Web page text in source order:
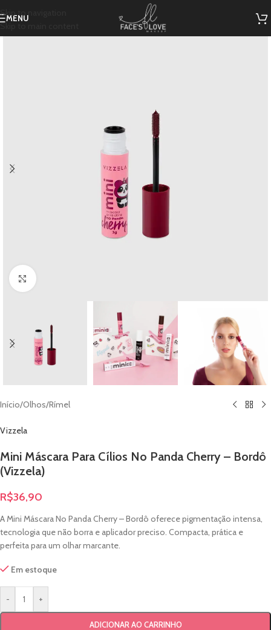
Skip to navigation
Skip to main content
MENU
Clique para ampliar
Início/Olhos/Rímel
Vizzela
Mini Máscara Para Cílios No Panda Cherry – Bordô
(Vizzela)
R$36,90
A Mini Máscara No Panda Cherry – Bordô oferece pigmentação intensa,
tecnologia que não borra e aplicador preciso. Compacta, prática e
perfeita para um olhar marcante.
Em estoque
- +
ADICIONAR AO CARRINHO